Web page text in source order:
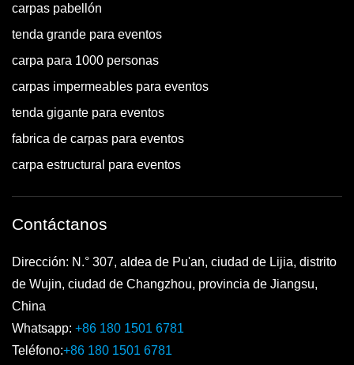
carpas pabellón
tenda grande para eventos
carpa para 1000 personas
carpas impermeables para eventos
tenda gigante para eventos
fabrica de carpas para eventos
carpa estructural para eventos
Contáctanos
Dirección: N.° 307, aldea de Pu'an, ciudad de Lijia, distrito
de Wujin, ciudad de Changzhou, provincia de Jiangsu,
China
Whatsapp: +86 180 1501 6781
Teléfono:+86 180 1501 6781